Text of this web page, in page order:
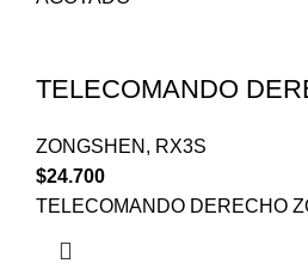
TELECOMANDO
ZONGSHEN , RX3S
$24.700
TELECOMANDO DERECHO